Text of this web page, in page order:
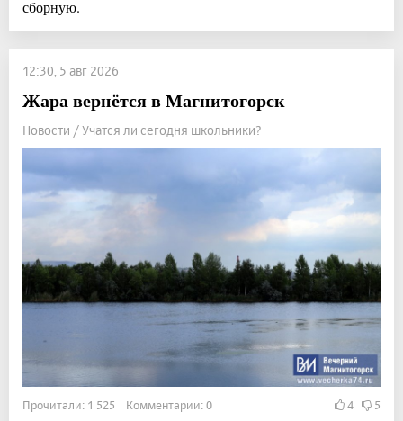
сборную.
12:30, 5 авг 2026
Жара вернётся в Магнитогорск
Новости / Учатся ли сегодня школьники?
Прочитали: 1 525 Комментарии: 0 4 5